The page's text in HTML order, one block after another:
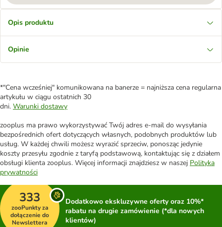
Opis produktu
Opinie
*"Cena wcześniej" komunikowana na banerze = najniższa cena regularna
artykułu w ciągu ostatnich 30
dni. Warunki dostawy
zooplus ma prawo wykorzystywać Twój adres e-mail do wysyłania
bezpośrednich ofert dotyczących własnych, podobnych produktów lub
usług. W każdej chwili możesz wyrazić sprzeciw, ponosząc jedynie
koszty przesyłu zgodnie z taryfą podstawową, kontaktując się z działem
obsługi klienta zooplus. Więcej informacji znajdziesz w naszej Polityka
prywatności
333
zooPunkty za
dołączenie do
Newslettera
Dodatkowo ekskluzywne oferty oraz 10%*
rabatu na drugie zamówienie (*dla nowych
klientów)